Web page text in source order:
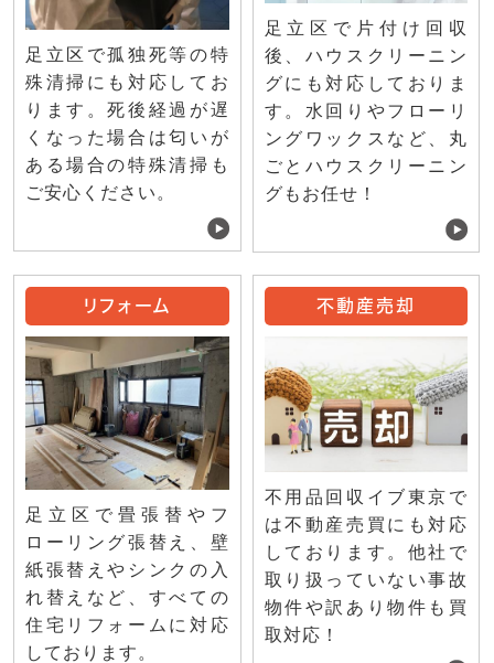
足立区で孤独死等の特
殊清掃にも対応してお
ります。死後経過が遅
くなった場合は匂いが
ある場合の特殊清掃も
ご安心ください。
足立区で片付け回収
後、ハウスクリーニン
グにも対応しておりま
す。水回りやフローリ
ングワックスなど、丸
ごとハウスクリーニン
グもお任せ！
リフォーム
足立区で畳張替やフ
ローリング張替え、壁
紙張替えやシンクの入
れ替えなど、すべての
住宅リフォームに対応
しております。
不動産売却
不用品回収イブ東京で
は不動産売買にも対応
しております。他社で
取り扱っていない事故
物件や訳あり物件も買
取対応！